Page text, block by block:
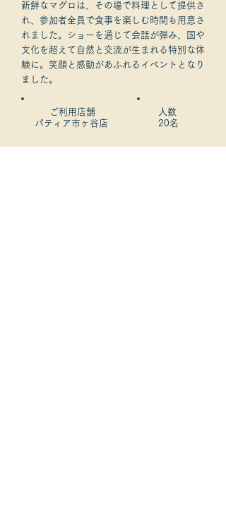
新鮮なマグロは、その場で料理として提供さ
れ、参加者全員で食事を楽しむ時間も用意さ
れました。ショーを通じて会話が弾み、国や
文化を超えて自然と交流が生まれる特別な体
験に。笑顔と感動があふれるイベントとなり
ました。
パティア市ヶ谷店
​ご利用店舗
20名
人数